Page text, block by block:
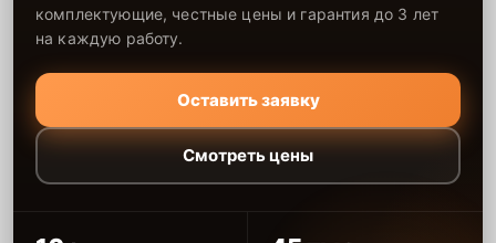
комплектующие, честные цены и гарантия до 3 лет
на каждую работу.
Оставить заявку
Смотреть цены